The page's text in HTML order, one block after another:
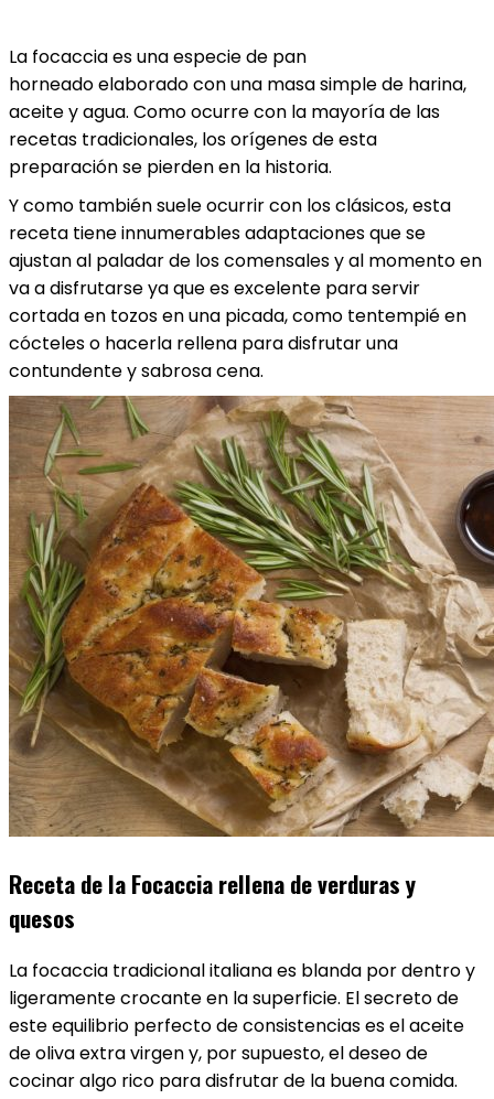
La focaccia es una especie de pan
horneado elaborado con una masa simple de harina,
aceite y agua. Como ocurre con la mayoría de las
recetas tradicionales, los orígenes de esta
preparación se pierden en la historia.
Y como también suele ocurrir con los clásicos, esta
receta tiene innumerables adaptaciones que se
ajustan al paladar de los comensales y al momento en
va a disfrutarse ya que es excelente para servir
cortada en tozos en una picada, como tentempié en
cócteles o hacerla rellena para disfrutar una
contundente y sabrosa cena.
Receta de la Focaccia rellena de verduras y
quesos
La focaccia tradicional italiana es blanda por dentro y
ligeramente crocante en la superficie. El secreto de
este equilibrio perfecto de consistencias es el aceite
de oliva extra virgen y, por supuesto, el deseo de
cocinar algo rico para disfrutar de la buena comida.